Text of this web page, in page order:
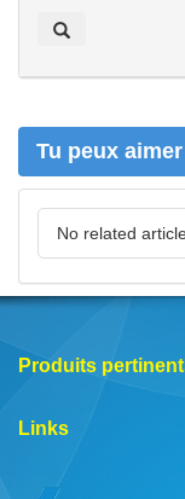
h
r
Tu peux aimer
No related
Produits
Links